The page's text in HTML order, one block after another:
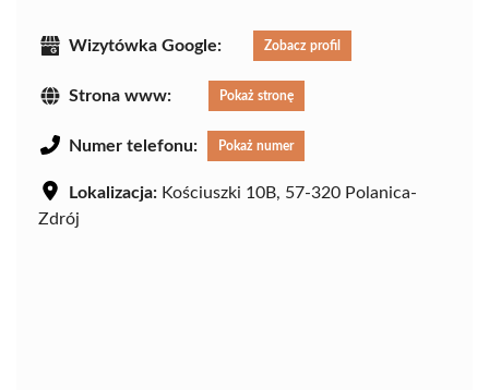
Wizytówka Google: Zobacz profil
Strona www: Pokaż stronę
Numer telefonu: Pokaż numer
Lokalizacja: Kościuszki 10B, 57-320 Polanica-
Zdrój